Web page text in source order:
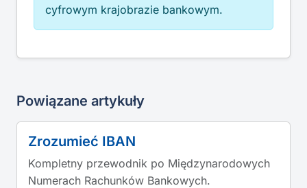
cyfrowym krajobrazie bankowym.
Powiązane artykuły
Zrozumieć IBAN
Kompletny przewodnik po Międzynarodowych
Numerach Rachunków Bankowych.